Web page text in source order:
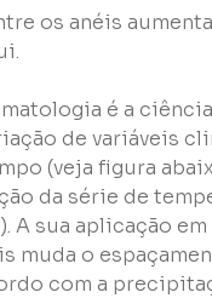
os anéis
é a
de variáveis
(veja figura
da série de
A sua aplicação
muda o
com a